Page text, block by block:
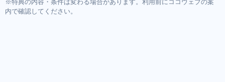
※特典の内容・条件は変わる場合があります。利用前にココウェブの案
内で確認してください。